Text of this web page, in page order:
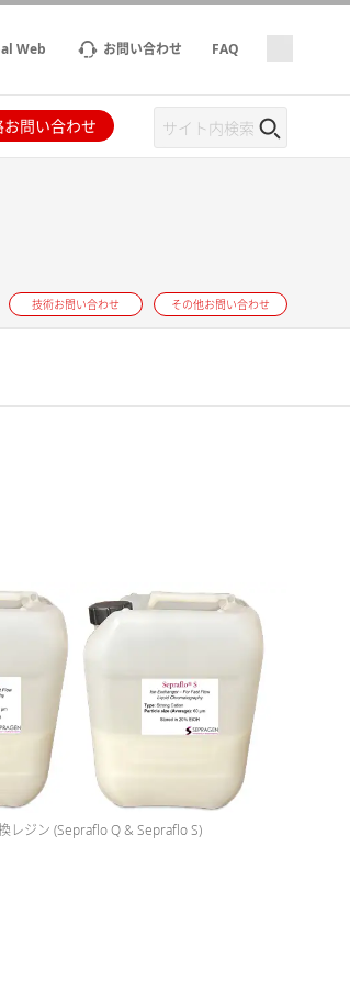
Web お問い合わせ FAQ
お問い合わせ
技術お問い合わせ その他お問い合わせ
レジン (Sepraflo Q & Sepraflo S)